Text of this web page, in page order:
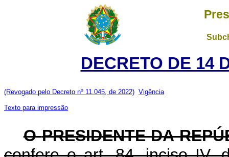
DECRETO DE 14
(Revogado pelo Decreto nº 11.045, de 2022) Vigência
Texto para impressão
O PRESIDENTE DA